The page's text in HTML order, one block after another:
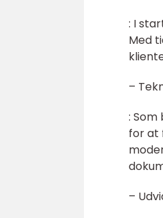
: I
Med
–
:
for at
–